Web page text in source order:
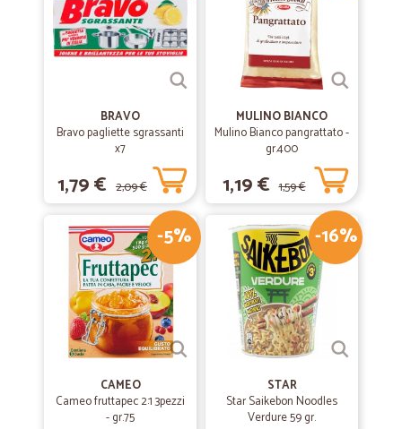
BRAVO
Bravo pagliette sgrassanti
x7
1,79 € 2,09 €
MULINO BIANCO
Mulino Bianco pangrattato -
gr.400
1,19 € 1,59 €
-5%
CAMEO
Cameo fruttapec 2:1 3pezzi
- gr.75
-16%
STAR
Star Saikebon Noodles
Verdure 59 gr.